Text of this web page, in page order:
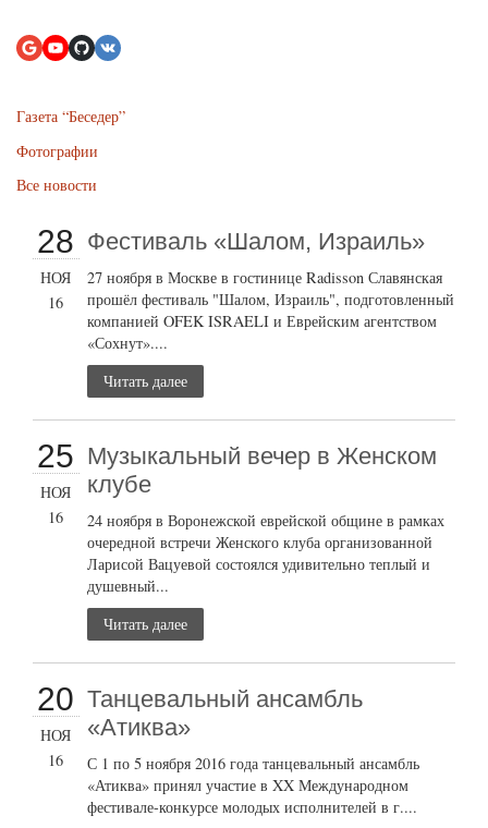
Газета “Беседер”
Фотографии
Все новости
28
НОЯ
16
Фестиваль «Шалом, Израиль»
27 ноября в Москве в гостинице Radisson Славянская
прошёл фестиваль "Шалом, Израиль", подготовленный
компанией OFEK ISRAELI и Еврейским агентством
«Сохнут»....
Читать далее
25
НОЯ
16
Музыкальный вечер в Женском
клубе
24 ноября в Воронежской еврейской общине в рамках
очередной встречи Женского клуба организованной
Ларисой Вацуевой состоялся удивительно теплый и
душевный...
Читать далее
20
НОЯ
16
Танцевальный ансамбль
«Атиква»
С 1 по 5 ноября 2016 года танцевальный ансамбль
«Атиква» принял участие в XX Международном
фестивале-конкурсе молодых исполнителей в г....